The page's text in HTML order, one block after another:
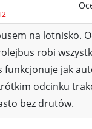
na lotnisko.
robi
funkcjonuje jak
odcinku
bez drutów.